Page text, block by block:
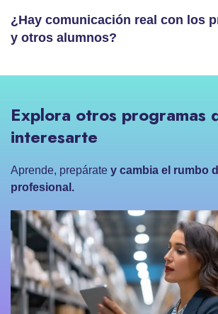
¿Hay comunicación real con los
y otros alumnos?
Explora otros programas
interesarte
Aprende, prepárate y cambia el rumbo
profesional.